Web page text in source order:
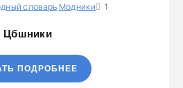
словарьМодники 1
Цбшники
ПОДРОБНЕЕ